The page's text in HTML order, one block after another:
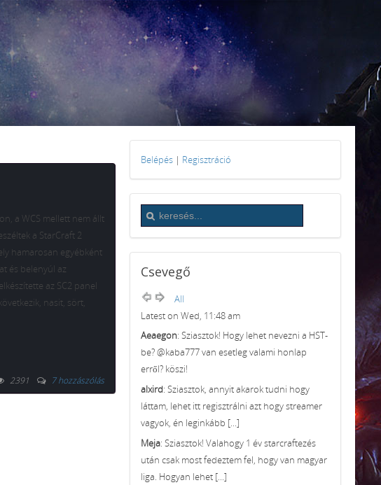
a WCS mellett nem állt
a StarCraft 2
hamarosan egyébként
és belenyúl az
az SC2 panel
nasit, sört,
2391 7 hozzászólás
Belépés | Regisztráció
Csevegő
All
Latest on Wed, 11:48 am
Aeaegon: Sziasztok! Hogy lehet nevezni a HST-
be? @kaba777 van esetleg valami honlap
erről? köszi!
alxird: Sziasztok, annyit akarok tudni hogy
láttam, lehet itt regisztrálni azt hogy streamer
vagyok, én leginkább [...]
Meja: Sziasztok! Valahogy 1 év starcraftezés
után csak most fedeztem fel, hogy van magyar
liga. Hogyan lehet [...]